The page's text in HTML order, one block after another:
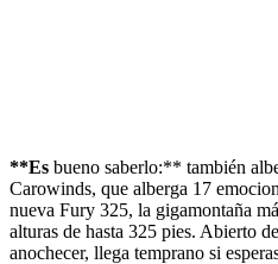
**Es bueno saberlo:** también
Carowinds, que alberga 17
nueva Fury 325, la gigamontaña
alturas de hasta 325 pies. Abierto
anochecer, llega temprano si